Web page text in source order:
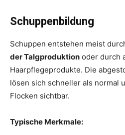
Schuppenbildung
Schuppen entstehen meist
der Talgproduktion oder durch
Haarpflegeprodukte. Die
lösen sich schneller als normal
Flocken sichtbar.
Typische Merkmale: